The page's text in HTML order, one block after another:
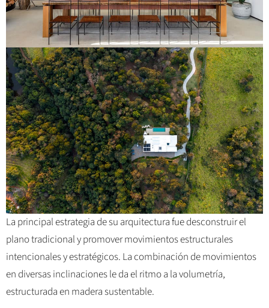
La principal estrategia de su arquitectura fue desconstruir el
plano tradicional y promover movimientos estructurales
intencionales y estratégicos. La combinación de movimientos
en diversas inclinaciones le da el ritmo a la volumetría,
estructurada en madera sustentable.